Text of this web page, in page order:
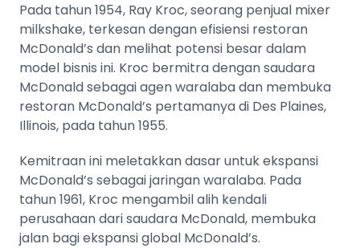
Pada tahun 1954, Ray Kroc, seorang penjual mixer
milkshake, terkesan dengan efisiensi restoran
McDonald’s dan melihat potensi besar dalam
model bisnis ini. Kroc bermitra dengan saudara
McDonald sebagai agen waralaba dan membuka
restoran McDonald’s pertamanya di Des Plaines,
Illinois, pada tahun 1955.
Kemitraan ini meletakkan dasar untuk ekspansi
McDonald’s sebagai jaringan waralaba. Pada
tahun 1961, Kroc mengambil alih kendali
perusahaan dari saudara McDonald, membuka
jalan bagi ekspansi global McDonald’s​​​​.